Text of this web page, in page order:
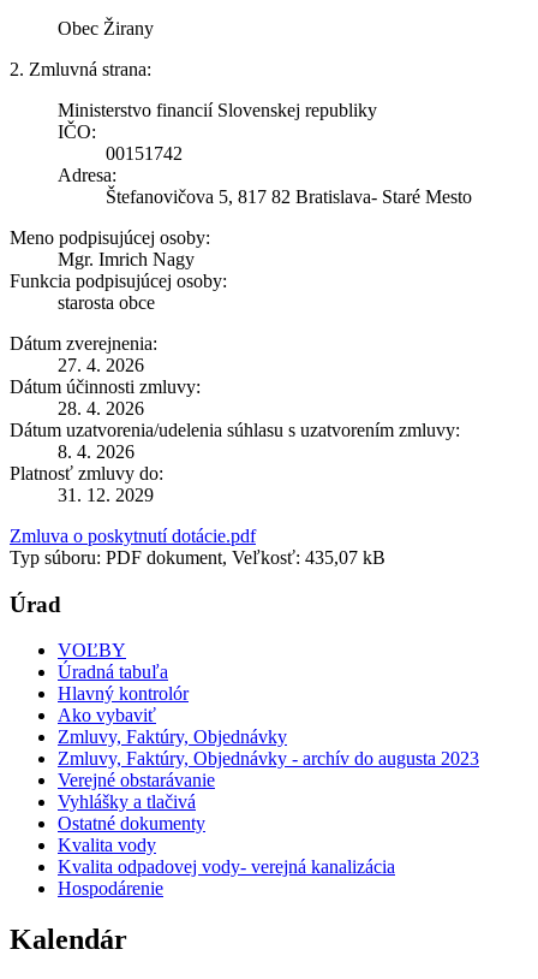
Obec Žirany
2. Zmluvná strana:
Ministerstvo financií Slovenskej republiky
IČO:
00151742
Adresa:
Štefanovičova 5, 817 82 Bratislava- Staré Mesto
Meno podpisujúcej osoby:
Mgr. Imrich Nagy
Funkcia podpisujúcej osoby:
starosta obce
Dátum zverejnenia:
27. 4. 2026
Dátum účinnosti zmluvy:
28. 4. 2026
Dátum uzatvorenia/udelenia súhlasu s uzatvorením zmluvy:
8. 4. 2026
Platnosť zmluvy do:
31. 12. 2029
Zmluva o poskytnutí dotácie.pdf
Typ súboru: PDF dokument, Veľkosť: 435,07 kB
Úrad
VOĽBY
Úradná tabuľa
Hlavný kontrolór
Ako vybaviť
Zmluvy, Faktúry, Objednávky
Zmluvy, Faktúry, Objednávky - archív do augusta 2023
Verejné obstarávanie
Vyhlášky a tlačivá
Ostatné dokumenty
Kvalita vody
Kvalita odpadovej vody- verejná kanalizácia
Hospodárenie
Kalendár